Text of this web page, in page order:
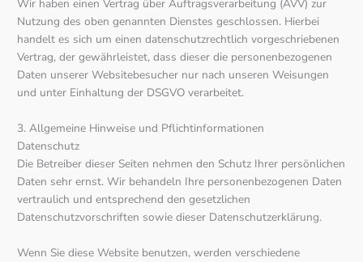
Wir haben einen Vertrag über Auftragsverarbeitung (AVV) zur
Nutzung des oben genannten Dienstes geschlossen. Hierbei
handelt es sich um einen datenschutzrechtlich vorgeschriebenen
Vertrag, der gewährleistet, dass dieser die personenbezogenen
Daten unserer Websitebesucher nur nach unseren Weisungen
und unter Einhaltung der DSGVO verarbeitet.
3. Allgemeine Hinweise und Pflicht­informationen
Datenschutz
Die Betreiber dieser Seiten nehmen den Schutz Ihrer persönlichen
Daten sehr ernst. Wir behandeln Ihre personenbezogenen Daten
vertraulich und entsprechend den gesetzlichen
Datenschutzvorschriften sowie dieser Datenschutzerklärung.
Wenn Sie diese Website benutzen, werden verschiedene